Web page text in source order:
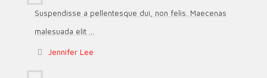
Suspendisse a pellentesque dui, non felis. Maecenas
malesuada elit ...
Jennifer Lee